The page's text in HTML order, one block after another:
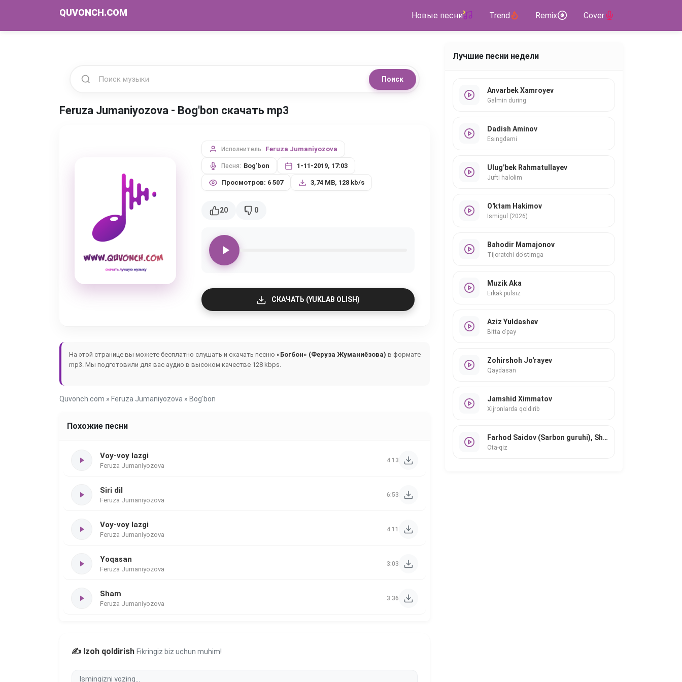
QUVONCH.COM Новые песни Trend Remix Cover
Поиск
Feruza Jumaniyozova - Bog'bon скачать mp3
Исполнитель: Feruza Jumaniyozova
Песня: Bog'bon 1-11-2019, 17:03
Просмотров: 6 507 3,74 MB, 128 kb/s
20 0
СКАЧАТЬ (YUKLAB OLISH)
На этой странице вы можете бесплатно слушать и скачать песню «Богбон» (Феруза Жуманиёзова) в формате
mp3. Мы подготовили для вас аудио в высоком качестве 128 kbps.
Quvonch.com » Feruza Jumaniyozova » Bog'bon
Похожие песни
Voy-voy lazgi
Feruza Jumaniyozova
4:13
Siri dil
Feruza Jumaniyozova
6:53
Voy-voy lazgi
Feruza Jumaniyozova
4:11
Yoqasan
Feruza Jumaniyozova
3:03
Sham
Feruza Jumaniyozova
3:36
✍️ Izoh qoldirish Fikringiz biz uchun muhim!
Лучшие песни недели
Anvarbek Xamroyev
Galmin during
Dadish Aminov
Esingdami
Ulug'bek Rahmatullayev
Jufti halolim
O'ktam Hakimov
Ismigul (2026)
Bahodir Mamajonov
Tijoratchi do'stimga
Muzik Aka
Erkak pulsiz
Aziz Yuldashev
Bitta o'pay
Zohirshoh Jo'rayev
Qaydasan
Jamshid Ximmatov
Xijronlarda qoldirib
Farhod Saidov (Sarbon guruhi), Shahlo Mahmudova
Ota-qiz